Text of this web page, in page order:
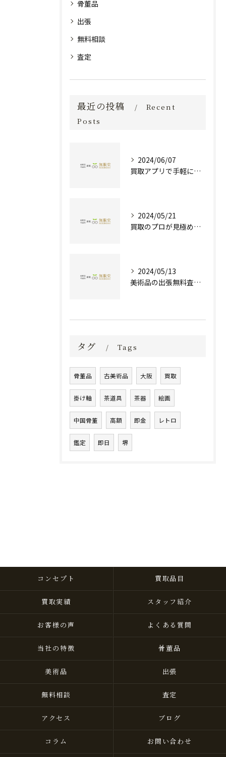
骨董品
出張
無料相談
査定
最近の投稿
Recent
Posts
2024/06/07
買取アプリで手軽に現金化！あなたの不要品が宝物に変わる方法とは？
2024/05/21
買取のプロが見極める！骨董品の価値と査定とは？
2024/05/13
美術品の出張無料査定 | 一万点以上の実績で信頼の骨董品買取専門店
タグ Tags
骨董品 古美術品 大阪 買取
掛け軸 茶道具 茶器 絵画
中国骨董 高額 即金 レトロ
鑑定 即日 堺
コンセプト 買取品目
買取実績 スタッフ紹介
お客様の声 よくある質問
当社の特徴 骨董品
美術品 出張
無料相談 査定
アクセス ブログ
コラム お問い合わせ